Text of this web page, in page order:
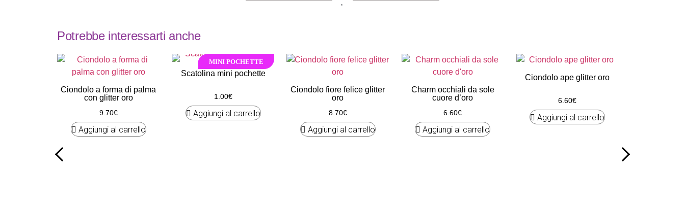
Potrebbe interessarti anche
Ciondolo a forma di palma
con glitter oro
9.70€
Aggiungi al carrello
MINI POCHETTE
Scatolina mini pochette
1.00€
Aggiungi al carrello
Ciondolo fiore felice glitter
oro
8.70€
Aggiungi al carrello
Charm occhiali da sole
cuore d’oro
6.60€
Aggiungi al carrello
Ciondolo ape glitter oro
6.60€
Aggiungi al carrello